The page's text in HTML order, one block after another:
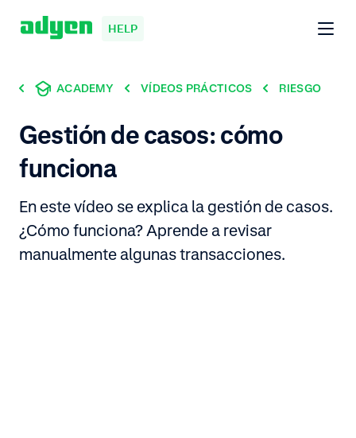
HELP
ACADEMY VÍDEOS PRÁCTICOS RIESGO
Gestión de casos: cómo
funciona
En este vídeo se explica la gestión de casos.
¿Cómo funciona? Aprende a revisar
manualmente algunas transacciones.